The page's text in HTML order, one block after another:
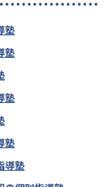
塾
塾
塾
塾
導塾